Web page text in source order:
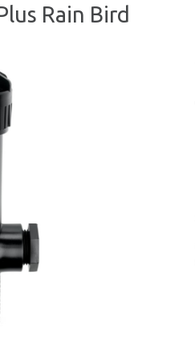
Rain Bird